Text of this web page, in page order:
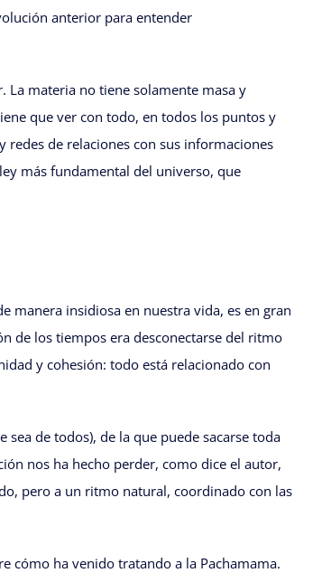
anterior para entender
La materia no tiene solamente masa y
que ver con todo, en todos los puntos y
redes de relaciones con sus informaciones
más fundamental del universo, que
manera insidiosa en nuestra vida, es en gran
de los tiempos era desconectarse del ritmo
y cohesión: todo está relacionado con
de todos), de la que puede sacarse toda
nos ha hecho perder, como dice el autor,
pero a un ritmo natural, coordinado con las
cómo ha venido tratando a la Pachamama.